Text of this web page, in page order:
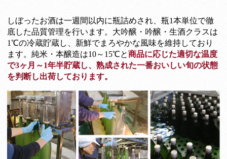
しぼったお酒は一週間以内に瓶詰めされ、瓶1本単位で徹
底した品質管理を行います。大吟醸・吟醸・生酒クラスは
1℃の冷蔵貯蔵し、新鮮でまろやかな風味を維持しており
ます。純米・本醸造は10～15℃と商品に応じた適切な温度
で3ヶ月～1年半貯蔵し、熟成された一番おいしい旬の状態
を判断し出荷しております。